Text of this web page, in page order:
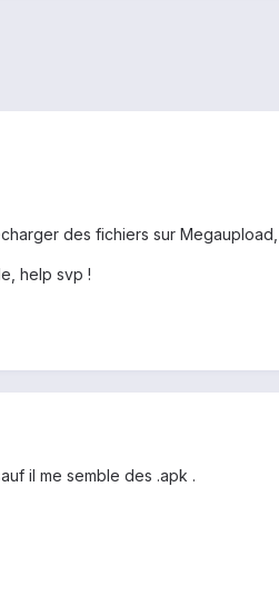
des fichiers sur Megaupload,
help svp !
il me semble des .apk .